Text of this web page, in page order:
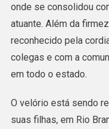
Rio
onde se consolidou
atuante. Além da
reconhecido pela
colegas e com a
em todo o estado.
O velório está sendo
suas filhas, em Rio